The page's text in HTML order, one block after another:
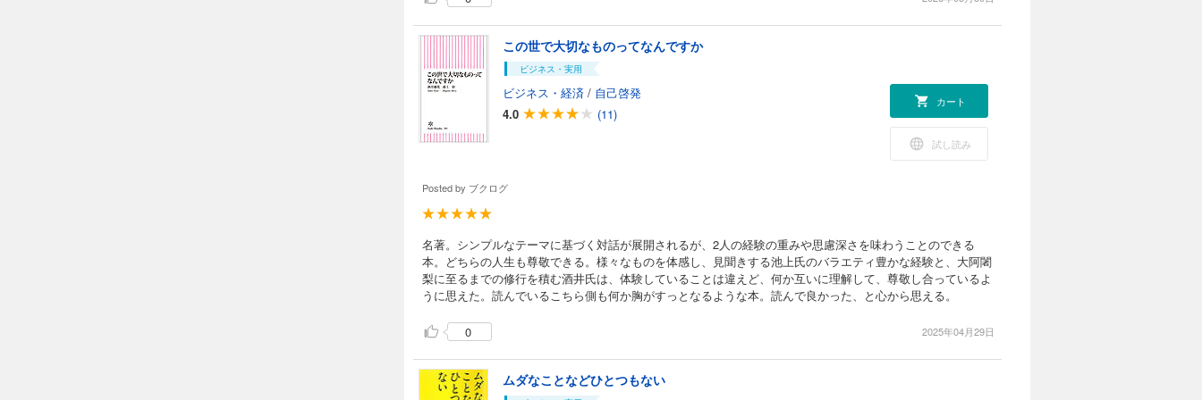
この世で大切なものってなんですか
ビジネス・実用
ビジネス・経済 / 自己啓発
4.0
(11)
カート
試し読み
Posted by ブクログ
名著。シンプルなテーマに基づく対話が展開されるが、2人の経験の重みや思慮深さを味わうことのできる
本。どちらの人生も尊敬できる。様々なものを体感し、見聞きする池上氏のバラエティ豊かな経験と、大阿闍
梨に至るまでの修行を積む酒井氏は、体験していることは違えど、何か互いに理解して、尊敬し合っているよ
うに思えた。読んでいるこちら側も何か胸がすっとなるような本。読んで良かった、と心から思える。
0 2025年04月29日
ムダなことなどひとつもない